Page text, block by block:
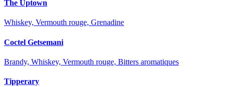
The Uptown
Whiskey, Vermouth rouge, Grenadine
Coctel Getsemani
Brandy, Whiskey, Vermouth rouge, Bitters aromatiques
Tipperary